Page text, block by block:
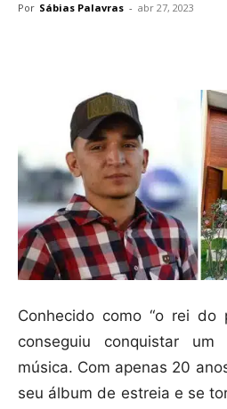
Por Sábias Palavras - abr 27, 2023
Conhecido como “o rei do
conseguiu conquistar
música. Com apenas 20
seu álbum de estreia e se